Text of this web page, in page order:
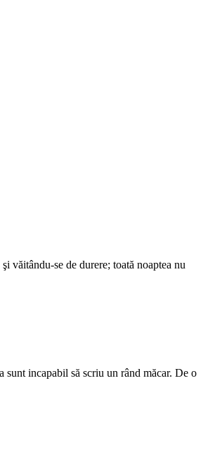
văitându-se de durere; toată noaptea nu
sunt incapabil să scriu un rând măcar. De o